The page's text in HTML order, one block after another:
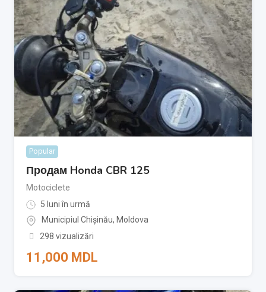
Popular
Продам Honda CBR 125
Motociclete
5 luni în urmă
Municipiul Chișinău, Moldova
298 vizualizări
11,000 MDL